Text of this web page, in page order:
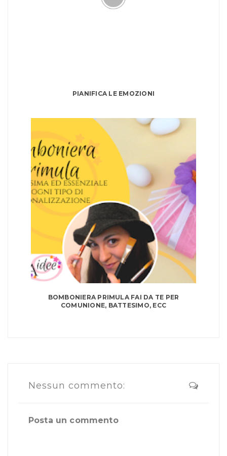
PIANIFICA LE EMOZIONI
BOMBONIERA PRIMULA FAI DA TE PER
COMUNIONE, BATTESIMO, ECC
Nessun commento:
Posta un commento